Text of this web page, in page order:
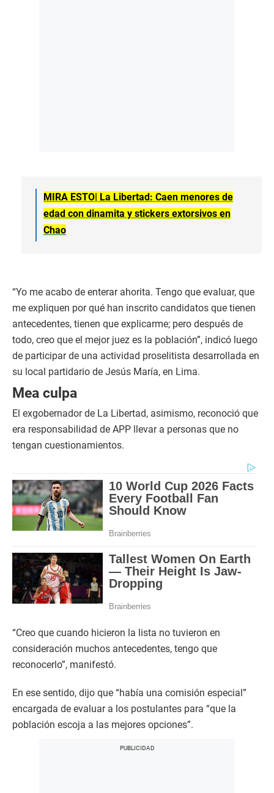
MIRA ESTO| La Libertad: Caen menores de
edad con dinamita y stickers extorsivos en
Chao
“Yo me acabo de enterar ahorita. Tengo que evaluar, que
me expliquen por qué han inscrito candidatos que tienen
antecedentes, tienen que explicarme; pero después de
todo, creo que el mejor juez es la población”, indicó luego
de participar de una actividad proselitista desarrollada en
su local partidario de Jesús María, en Lima.
Mea culpa
El exgobernador de La Libertad, asimismo, reconoció que
era responsabilidad de APP llevar a personas que no
tengan cuestionamientos.
“Creo que cuando hicieron la lista no tuvieron en
consideración muchos antecedentes, tengo que
reconocerlo”, manifestó.
En ese sentido, dijo que “había una comisión especial”
encargada de evaluar a los postulantes para “que la
población escoja a las mejores opciones”.